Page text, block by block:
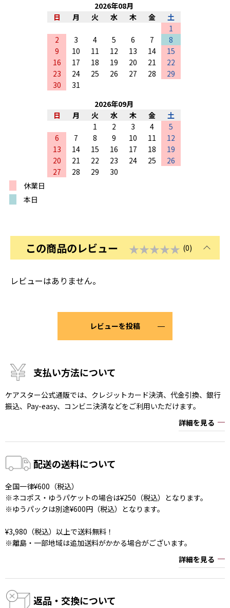
2026年08月
日
月 火 水 木 金
土
1
2
3 4 5 6 7
8
9
10 11 12 13 14
15
16
17 18 19 20 21
22
23
24 25 26 27 28
29
30
31
2026年09月
日
月 火 水 木 金
土
1
2 3 4
5
6
7 8 9 10 11
12
13
14 15 16 17 18
19
20
21 22 23 24 25
26
27
28 29
30
休業日
本日
この商品のレビュー ★★★★★ (0)
レビューはありません。
レビューを投稿
支払い方法について
ケアスター公式通販では、クレジットカード決済、代金引換、銀行
振込、Pay-easy、コンビニ決済などをご利用いただけます。
詳細を見る
配送の送料について
全国一律¥600（税込）
※ネコポス・ゆうパケットの場合は¥250（税込）となります。
※ゆうパックは別途¥600円（税込）となります。
¥3,980（税込）以上で送料無料！
※離島・一部地域は追加送料がかかる場合がございます。
詳細を見る
返品・交換について